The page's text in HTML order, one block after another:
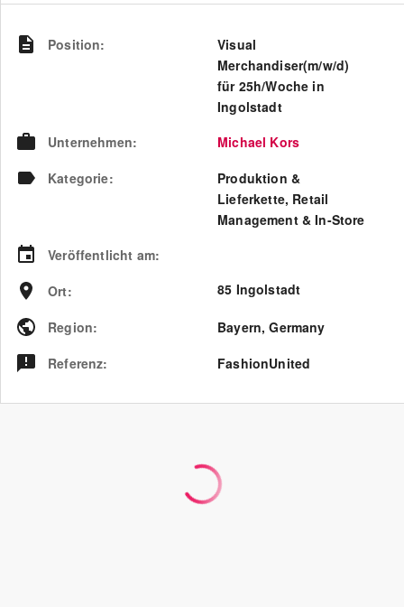
Position:
Visual
Merchandiser(m/w/d)
für 25h/Woche in
Ingolstadt
Unternehmen:
Michael Kors
Kategorie:
Produktion &
Lieferkette, Retail
Management & In-Store
Veröffentlicht am:
Ort: 85 Ingolstadt
Region: Bayern,Germany
Referenz: FashionUnited